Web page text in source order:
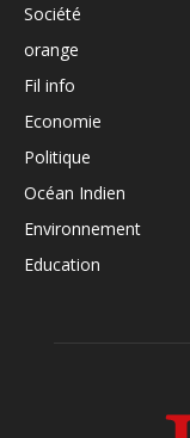
Société
orange
Fil info
Economie
Politique
Océan Indien
Environnement
Education